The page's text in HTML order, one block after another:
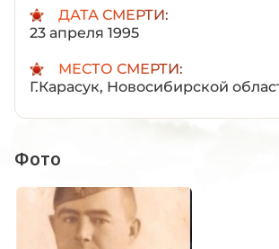
ДАТА СМЕРТИ:
23 апреля 1995
МЕСТО СМЕРТИ:
Г.Карасук, Новосибирской
Фото